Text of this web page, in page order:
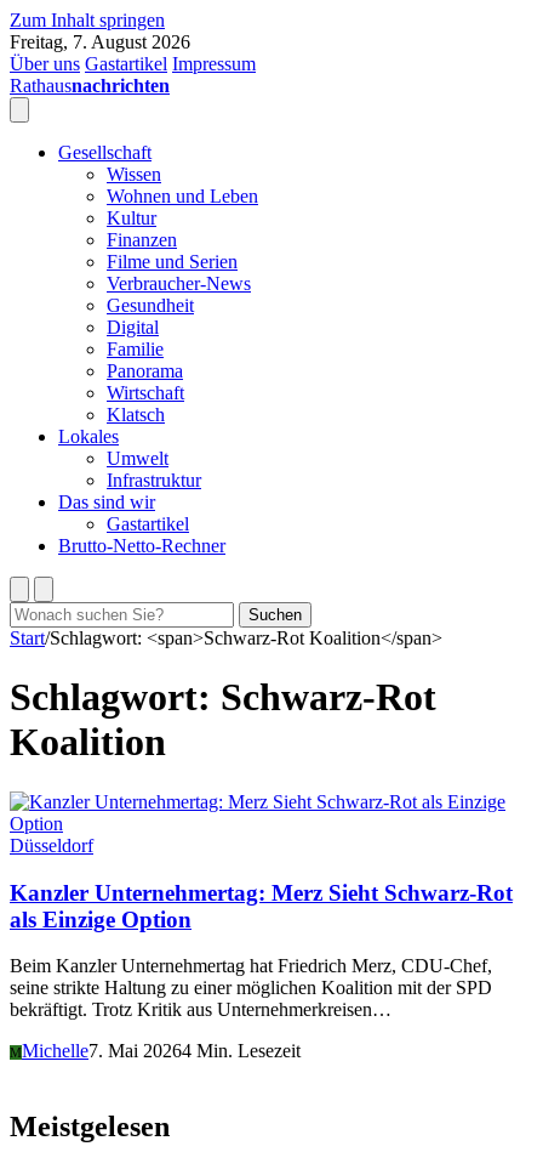
Zum Inhalt springen
Freitag, 7. August 2026
Über uns Gastartikel Impressum
Rathausnachrichten
Gesellschaft
Wissen
Wohnen und Leben
Kultur
Finanzen
Filme und Serien
Verbraucher-News
Gesundheit
Digital
Familie
Panorama
Wirtschaft
Klatsch
Lokales
Umwelt
Infrastruktur
Das sind wir
Gastartikel
Brutto-Netto-Rechner
Suchen
nach:
Suchen
Start/Schlagwort: <span>Schwarz-Rot Koalition</span>
Schlagwort: Schwarz-Rot
Koalition
Düsseldorf
Kanzler Unternehmertag: Merz Sieht Schwarz-Rot
als Einzige Option
Beim Kanzler Unternehmertag hat Friedrich Merz, CDU-Chef,
seine strikte Haltung zu einer möglichen Koalition mit der SPD
bekräftigt. Trotz Kritik aus Unternehmerkreisen…
MMichelle7. Mai 20264 Min. Lesezeit
Meistgelesen